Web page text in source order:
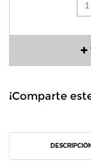
¡Comparte